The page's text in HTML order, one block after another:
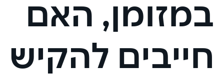
במזומן, האם
חייבים להקיש